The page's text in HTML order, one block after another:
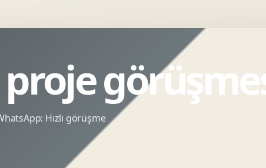
Hızlı görüşme